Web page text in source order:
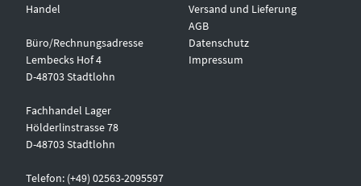
Handel
Büro/Rechnungsadresse
Lembecks Hof 4
D-48703 Stadtlohn
Fachhandel Lager
Hölderlinstrasse 78
D-48703 Stadtlohn
Telefon: (+49) 02563-2095597
Versand und Lieferung
AGB
Datenschutz
Impressum